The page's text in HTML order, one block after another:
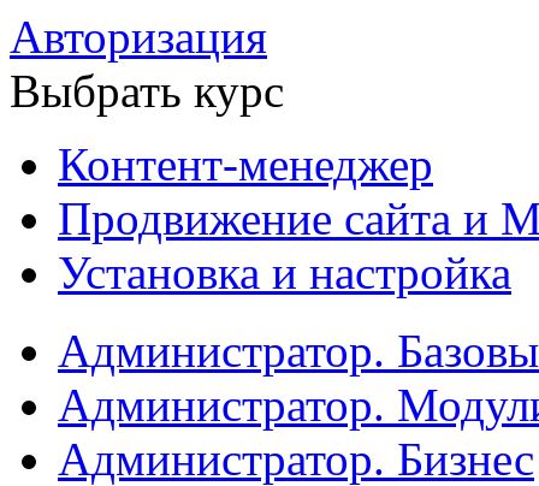
Авторизация
Выбрать курс
Контент-менеджер
Продвижение сайта и
Установка и настройка
Администратор.
Администратор.
Администратор. Бизнес